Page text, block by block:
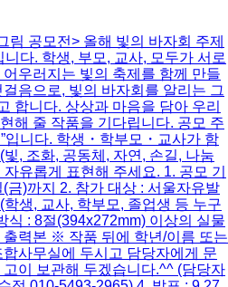
림 공모전> 올해 빛의 바자회 주제
니다. 학생, 부모, 교사, 모두가 서로
우러지는 빛의 축제를 함께 만들
음으로, 빛의 바자회를 알리는 그
합니다. 상상과 마음을 담아 우리
해 줄 작품을 기다립니다. 공모 주
입니다. 학생・학부모・교사가 함
, 조화, 공동체, 자연, 손길, 나눔
유롭게 표현해 주세요. 1. 공모 기
금)까지 2. 참가 대상 : 서울자유발
생, 교사, 학부모, 졸업생 등 누구
식 : 8절(394x272mm) 이상의 실물
출력본 ※ 작품 뒤에 학년/이름 또는
사무실에 두시고 담당자에게 문
이 보관해 두겠습니다.^^ (담당자